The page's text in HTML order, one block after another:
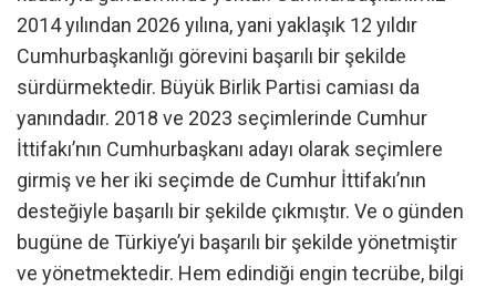
2014 yılından 2026 yılına, yani yaklaşık 12 yıldır
Cumhurbaşkanlığı görevini başarılı bir şekilde
sürdürmektedir. Büyük Birlik Partisi camiası da
yanındadır. 2018 ve 2023 seçimlerinde Cumhur
İttifakı’nın Cumhurbaşkanı adayı olarak seçimlere
girmiş ve her iki seçimde de Cumhur İttifakı’nın
desteğiyle başarılı bir şekilde çıkmıştır. Ve o günden
bugüne de Türkiye’yi başarılı bir şekilde yönetmiştir
ve yönetmektedir. Hem edindiği engin tecrübe, bilgi